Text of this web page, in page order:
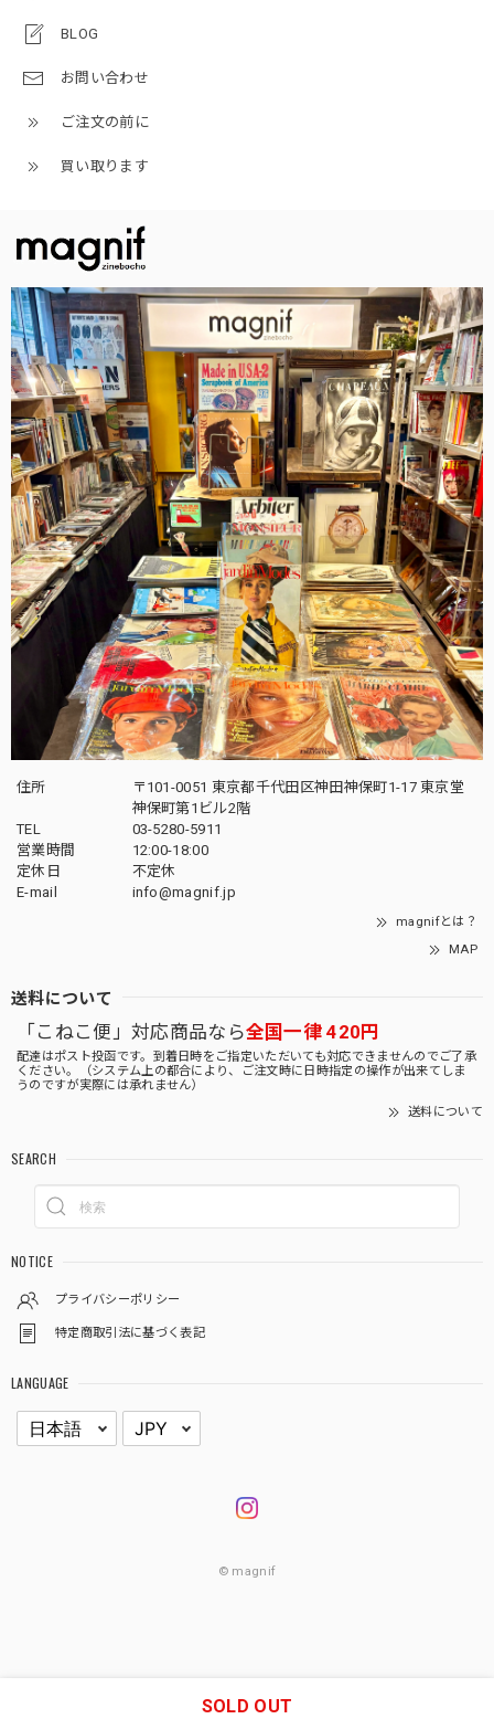
BLOG
お問い合わせ
ご注文の前に
買い取ります
住所
〒101-0051 東京都千代田区神田神保町1-17 東京堂
神保町第1ビル2階
TEL
03-5280-5911
営業時間
12:00-18:00
定休日
不定休
E-mail
info@magnif.jp
magnifとは？
MAP
送料について
「こねこ便」対応商品なら全国一律 420円
配達はポスト投函です。到着日時をご指定いただいても対応できませんのでご了承
ください。（システム上の都合により、ご注文時に日時指定の操作が出来てしま
うのですが実際には承れません）
送料について
SEARCH
NOTICE
プライバシーポリシー
特定商取引法に基づく表記
LANGUAGE
© magnif
SOLD OUT